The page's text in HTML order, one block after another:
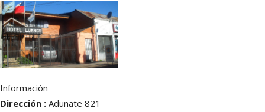
Información
Dirección : Adunate 821